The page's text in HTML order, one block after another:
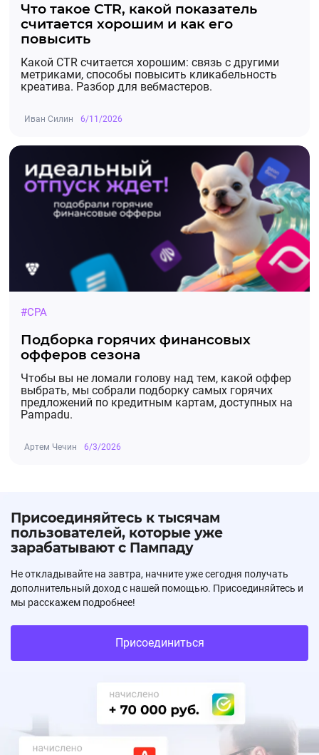
Что такое CTR, какой показатель
считается хорошим и как его
повысить
Какой CTR считается хорошим: связь с другими
метриками, способы повысить кликабельность
креатива. Разбор для вебмастеров.
Иван Силин 6/11/2026
#CPA
Подборка горячих финансовых
офферов сезона
Чтобы вы не ломали голову над тем, какой оффер
выбрать, мы собрали подборку самых горячих
предложений по кредитным картам, доступных на
Pampadu.
Артем Чечин 6/3/2026
Присоединяйтесь к тысячам
пользователей, которые уже
зарабатывают с Пампаду
Не откладывайте на завтра, начните уже сегодня получать
дополнительный доход с нашей помощью. Присоединяйтесь и
мы расскажем подробнее!
Присоединиться